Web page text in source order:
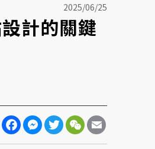
2025/06/25
計的關鍵
Line FacebookMessenger
TwitterWeChat